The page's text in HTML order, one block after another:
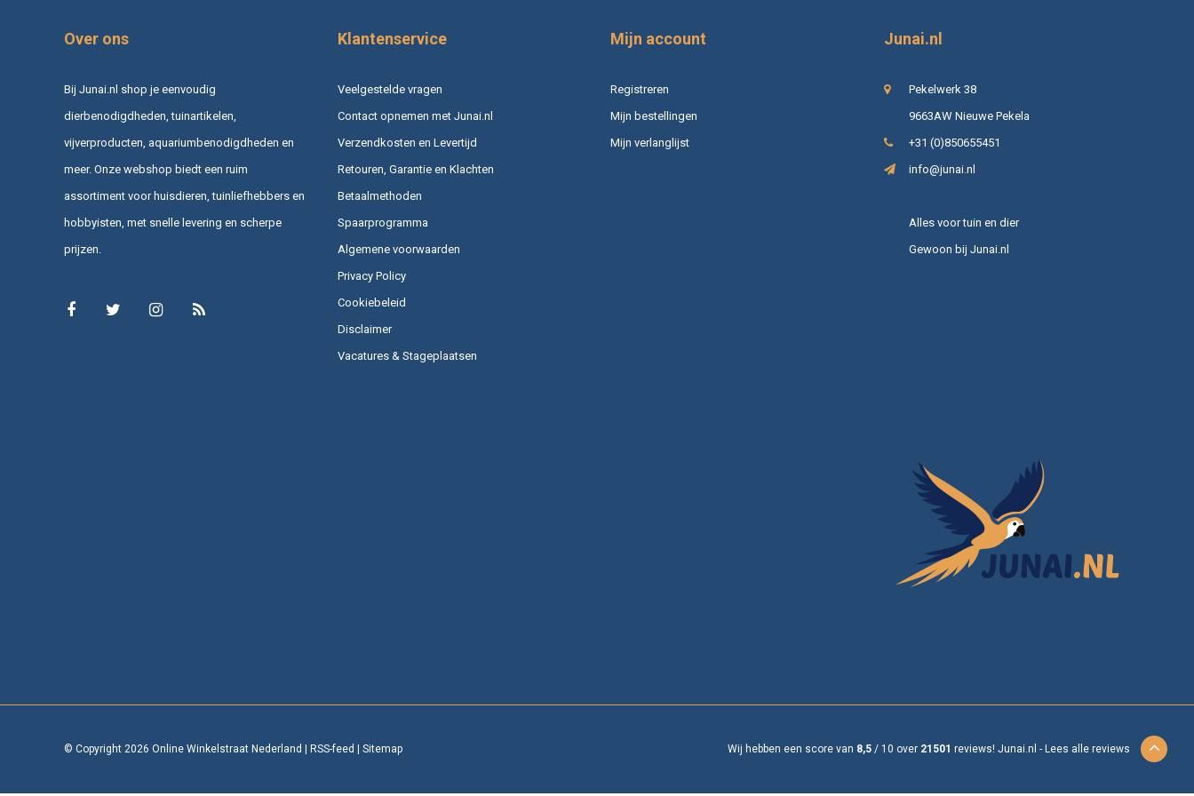
Over ons
Bij Junai.nl shop je eenvoudig
dierbenodigdheden, tuinartikelen,
vijverproducten, aquariumbenodigdheden en
meer. Onze webshop biedt een ruim
assortiment voor huisdieren, tuinliefhebbers en
hobbyisten, met snelle levering en scherpe
prijzen.
Klantenservice
Veelgestelde vragen
Contact opnemen met Junai.nl
Verzendkosten en Levertijd
Retouren, Garantie en Klachten
Betaalmethoden
Spaarprogramma
Algemene voorwaarden
Privacy Policy
Cookiebeleid
Disclaimer
Vacatures & Stageplaatsen
Mijn account
Registreren
Mijn bestellingen
Mijn verlanglijst
Junai.nl
Pekelwerk 38
9663AW Nieuwe Pekela
+31 (0)850655451
info@junai.nl
Alles voor tuin en dier
Gewoon bij Junai.nl
© Copyright 2026 Online Winkelstraat Nederland | RSS-feed | Sitemap Wij hebben een score van 8,5 / 10 over 21501 reviews! Junai.nl - Lees alle reviews